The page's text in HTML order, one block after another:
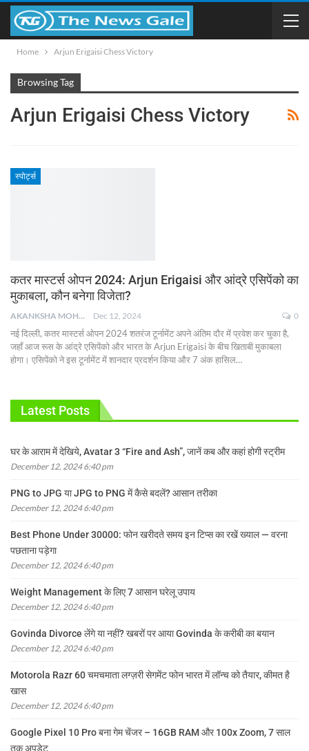
Home Arjun Erigaisi Chess Victory
Browsing Tag
Arjun Erigaisi Chess Victory
स्पोर्ट्स
कतर मास्टर्स ओपन 2024: Arjun Erigaisi और आंद्रे एसिपेंको का
मुकाबला, कौन बनेगा विजेता?
AKANKSHA MOHAN Dec 12, 2024 0
नई दिल्ली, कतर मास्टर्स ओपन 2024 शतरंज टूर्नामेंट अपने अंतिम दौर में प्रवेश कर चुका है,
जहाँ आज रूस के आंद्रे एसिपेंको और भारत के Arjun Erigaisi के बीच खिताबी मुकाबला
होगा। एसिपेंको ने इस टूर्नामेंट में शानदार प्रदर्शन किया और 7 अंक हासिल…
Latest Posts
घर के आराम में देखिये, Avatar 3 “Fire and Ash”, जानें कब और कहां होगी स्ट्रीम
December 12, 2024 6:40 pm
PNG to JPG या JPG to PNG में कैसे बदलें? आसान तरीका
December 12, 2024 6:40 pm
Best Phone Under 30000: फोन खरीदते समय इन टिप्स का रखें ख्याल — वरना
पछताना पड़ेगा
December 12, 2024 6:40 pm
Weight Management के लिए 7 आसान घरेलू उपाय
December 12, 2024 6:40 pm
Govinda Divorce लेंगे या नहीं? खबरों पर आया Govinda के करीबी का बयान
December 12, 2024 6:40 pm
Motorola Razr 60 चमचमाता लग्ज़री सेगमेंट फोन भारत में लॉन्च को तैयार, कीमत है
खास
December 12, 2024 6:40 pm
Google Pixel 10 Pro बना गेम चेंजर – 16GB RAM और 100x Zoom, 7 साल
तक अपडेट